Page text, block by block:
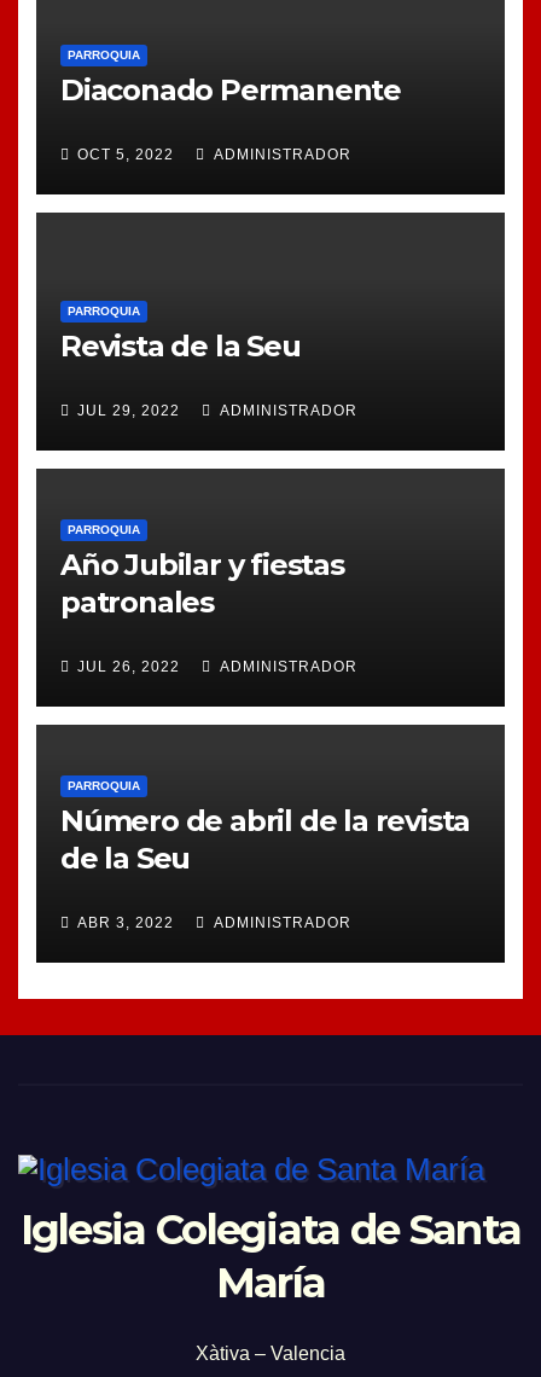
PARROQUIA
Diaconado Permanente
OCT 5, 2022 ADMINISTRADOR
PARROQUIA
Revista de la Seu
JUL 29, 2022 ADMINISTRADOR
PARROQUIA
Año Jubilar y fiestas
patronales
JUL 26, 2022 ADMINISTRADOR
PARROQUIA
Número de abril de la revista
de la Seu
ABR 3, 2022 ADMINISTRADOR
Iglesia Colegiata de Santa
María
Xàtiva – Valencia